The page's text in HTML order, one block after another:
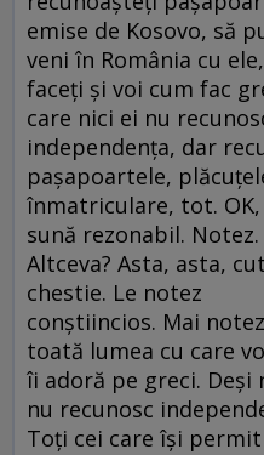
emise de Kosovo, să
veni în România cu
faceţi şi voi cum fac
care nici ei nu
independenţa, dar
paşapoartele,
înmatriculare, tot.
sună rezonabil. Notez.
Altceva? Asta, asta,
chestie. Le notez
conştiincios. Mai
toată lumea cu care
îi adoră pe greci. Deşi
nu recunosc
Toţi cei care îşi